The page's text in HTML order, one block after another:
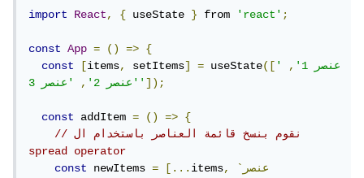
import React, { useState } from 'react';
const App = () =>
{
const
[items, setItems] = useState([ 'عنصر 1'
,
'عنصر 2'
, 'عنصر 3']);
const addItem = () =>
{
// نقوم بنسخ قائمة العناصر باستخدام ال
spread operator
const
newItems = [...items,
`عنصر